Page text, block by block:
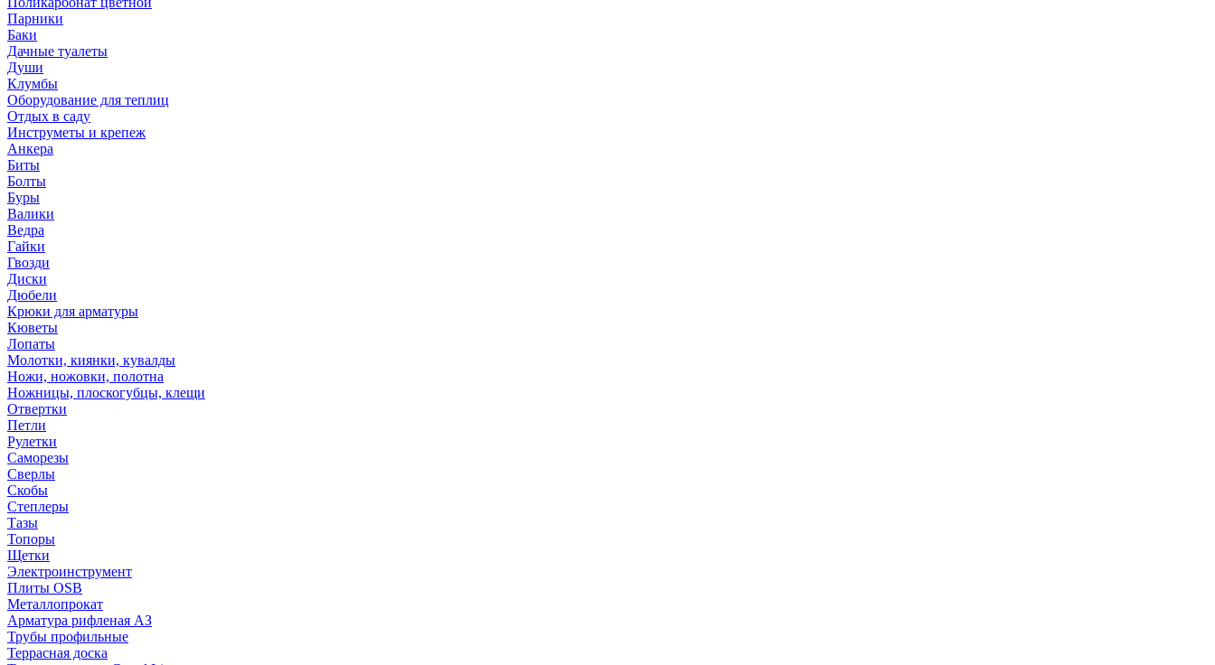
Парники
Баки
Дачные туалеты
Души
Клумбы
Оборудование для теплиц
Отдых в саду
Инструметы и крепеж
Анкера
Биты
Болты
Буры
Валики
Ведра
Гайки
Гвозди
Диски
Дюбели
Крюки для арматуры
Кюветы
Лопаты
Молотки, киянки, кувалды
Ножи, ножовки, полотна
Ножницы, плоскогубцы, клещи
Отвертки
Петли
Рулетки
Саморезы
Сверлы
Скобы
Степлеры
Тазы
Топоры
Щетки
Электроинструмент
Плиты OSB
Металлопрокат
Арматура рифленая АЗ
Трубы профильные
Террасная доска